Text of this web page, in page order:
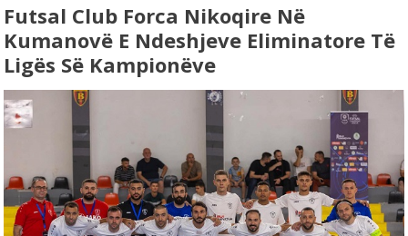
Futsal Club Forca Nikoqire Në
Kumanovë E Ndeshjeve Eliminatore Të
Ligës Së Kampionëve